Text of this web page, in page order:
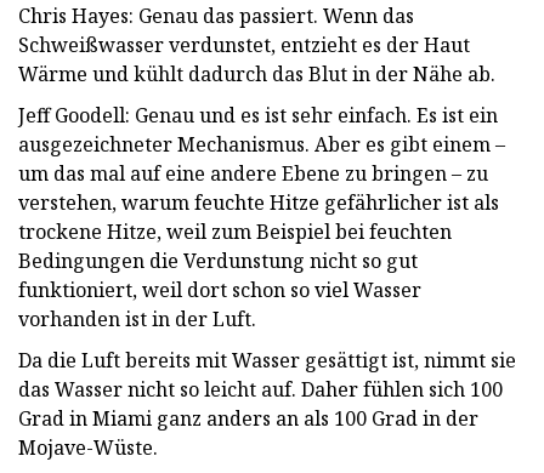
Chris Hayes: Genau das passiert. Wenn das
Schweißwasser verdunstet, entzieht es der Haut
Wärme und kühlt dadurch das Blut in der Nähe ab.
Jeff Goodell: Genau und es ist sehr einfach. Es ist ein
ausgezeichneter Mechanismus. Aber es gibt einem –
um das mal auf eine andere Ebene zu bringen – zu
verstehen, warum feuchte Hitze gefährlicher ist als
trockene Hitze, weil zum Beispiel bei feuchten
Bedingungen die Verdunstung nicht so gut
funktioniert, weil dort schon so viel Wasser
vorhanden ist in der Luft.
Da die Luft bereits mit Wasser gesättigt ist, nimmt sie
das Wasser nicht so leicht auf. Daher fühlen sich 100
Grad in Miami ganz anders an als 100 Grad in der
Mojave-Wüste.